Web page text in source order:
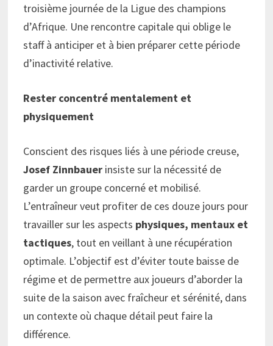
troisième journée de la Ligue des champions
d’Afrique. Une rencontre capitale qui oblige le
staff à anticiper et à bien préparer cette période
d’inactivité relative.
Rester concentré mentalement et
physiquement
Conscient des risques liés à une période creuse,
Josef Zinnbauerinsiste sur la nécessité de
garder un groupe concerné et mobilisé.
L’entraîneur veut profiter de ces douze jours pour
travailler sur les aspects physiques, mentaux et
tactiques, tout en veillant à une récupération
optimale. L’objectif est d’éviter toute baisse de
régime et de permettre aux joueurs d’aborder la
suite de la saison avec fraîcheur et sérénité, dans
un contexte où chaque détail peut faire la
différence.